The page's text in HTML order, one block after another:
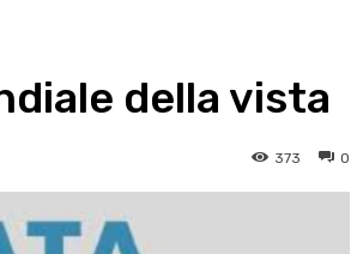
della vista
0
373